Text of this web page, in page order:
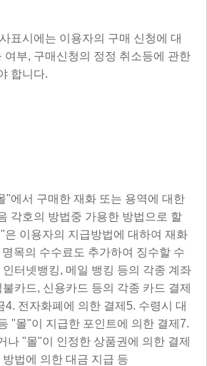
표시에는 이용자의 구매 신청에 대
여부, 구매신청의 정정 취소등에 관한
합니다.
"에서 구매한 재화 또는 용역에 대한
각호의 방법중 가용한 방법으로 할
은 이용자의 지급방법에 대하여 재화
목의 수수료도 추가하여 징수할 수
터넷뱅킹, 메일 뱅킹 등의 각종 계좌
카드, 신용카드 등의 각종 카드 결제
4. 전자화폐에 의한 결제5. 수령시 대
"몰"이 지급한 포인트에 의한 결제7.
나 "몰"이 인정한 상품권에 의한 결제
법에 의한 대금 지급 등